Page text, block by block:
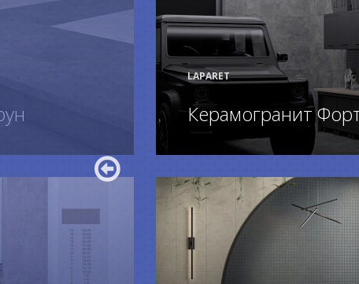
LAPARET
Керамогранит